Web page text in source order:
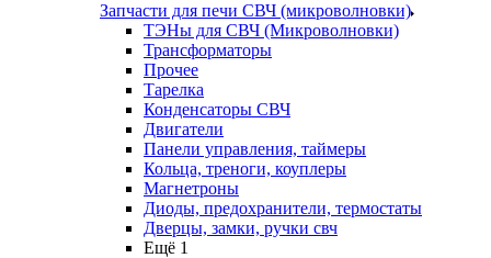
Запчасти для печи СВЧ (микроволновки)
ТЭНы для СВЧ (Микроволновки)
Трансформаторы
Прочее
Тарелка
Конденсаторы СВЧ
Двигатели
Панели управления, таймеры
Кольца, треноги, коуплеры
Магнетроны
Диоды, предохранители, термостаты
Дверцы, замки, ручки свч
Ещё 1